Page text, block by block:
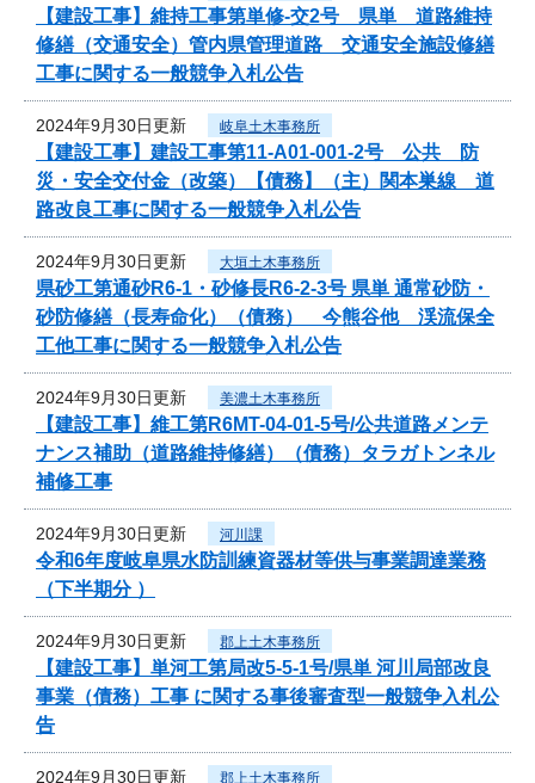
【建設工事】維持工事第単修-交2号 県単 道路維持
修繕（交通安全）管内県管理道路 交通安全施設修繕
工事に関する一般競争入札公告
2024年9月30日更新 岐阜土木事務所
【建設工事】建設工事第11-A01-001-2号 公共 防
災・安全交付金（改築）【債務】（主）関本巣線 道
路改良工事に関する一般競争入札公告
2024年9月30日更新 大垣土木事務所
県砂工第通砂R6-1・砂修長R6-2-3号 県単 通常砂防・
砂防修繕（長寿命化）（債務） 今熊谷他 渓流保全
工他工事に関する一般競争入札公告
2024年9月30日更新 美濃土木事務所
【建設工事】維工第R6MT-04-01-5号/公共道路メンテ
ナンス補助（道路維持修繕）（債務）タラガトンネル
補修工事
2024年9月30日更新 河川課
令和6年度岐阜県水防訓練資器材等供与事業調達業務
（下半期分 ）
2024年9月30日更新 郡上土木事務所
【建設工事】単河工第局改5-5-1号/県単 河川局部改良
事業（債務）工事 に関する事後審査型一般競争入札公
告
2024年9月30日更新 郡上土木事務所